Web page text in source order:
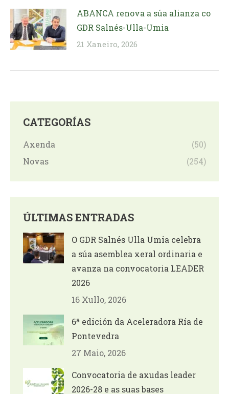
ABANCA renova a súa alianza co
GDR Salnés-Ulla-Umia
21 Xaneiro, 2026
CATEGORÍAS
Axenda
(50)
Novas
(254)
ÚLTIMAS ENTRADAS
O GDR Salnés Ulla Umia celebra
a súa asemblea xeral ordinaria e
avanza na convocatoria LEADER
2026
16 Xullo, 2026
6ª edición da Aceleradora Ría de
Pontevedra
27 Maio, 2026
Convocatoria de axudas leader
2026-28 e as suas bases